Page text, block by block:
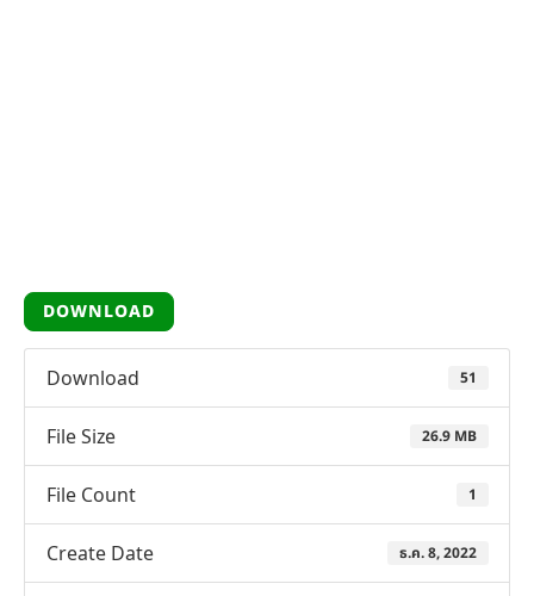
DOWNLOAD
Download 51
File Size 26.9 MB
File Count 1
Create Date ธ.ค. 8, 2022